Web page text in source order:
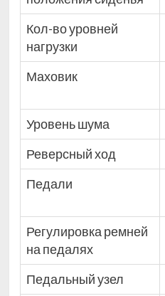
Кол-во уровней
нагрузки
Маховик
Уровень шума
Реверсный ход
Педали
Регулировка ремней
на педалях
Педальный узел